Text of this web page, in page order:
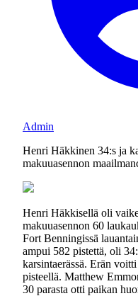
Admin
Henri Häkkinen 34:s ja
makuuasennon
Henri Häkkisellä oli
makuuasennon 60
Fort Benningissä
ampui 582 pistettä, oli
karsintaerässä. Erän
pisteellä. Matthew
30 parasta otti paikan